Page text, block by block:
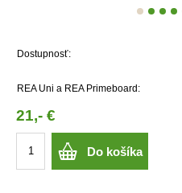
Dostupnosť:
REA Uni a REA Primeboard:
21,- €
Do košíka